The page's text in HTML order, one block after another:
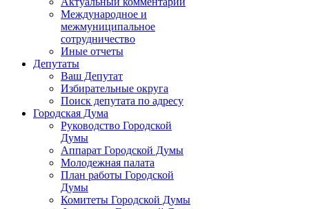
Международное и
межмуниципальное
сотрудничество
Иные отчеты
Депутаты
Ваш Депутат
Избирательные округа
Поиск депутата по адресу
Городская Дума
Руководство Городской
Думы
Аппарат Городской Думы
Молодежная палата
План работы Городской
Думы
Комитеты Городской Думы